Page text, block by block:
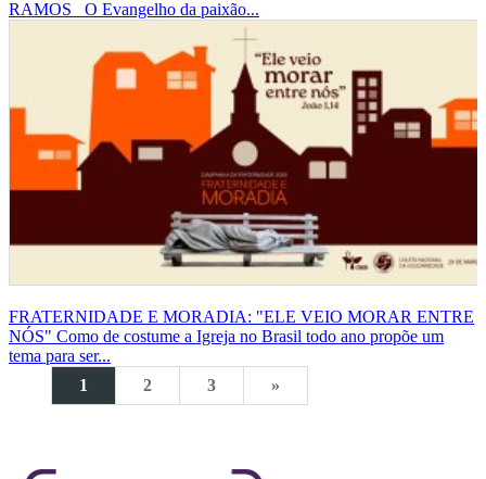
RAMOS O Evangelho da paixão...
FRATERNIDADE E MORADIA: "ELE VEIO MORAR ENTRE
NÓS" Como de costume a Igreja no Brasil todo ano propõe um
tema para ser...
1
2 3 »